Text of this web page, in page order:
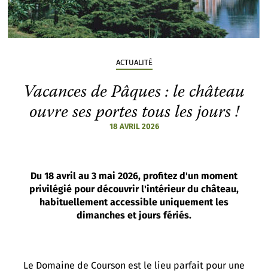
ACTUALITÉ
Vacances de Pâques : le château
ouvre ses portes tous les jours !
18 AVRIL 2026
Du 18 avril au 3 mai 2026, profitez d'un moment
privilégié pour découvrir l'intérieur du château,
habituellement accessible uniquement les
dimanches et jours fériés.
Le Domaine de Courson est le lieu parfait pour une